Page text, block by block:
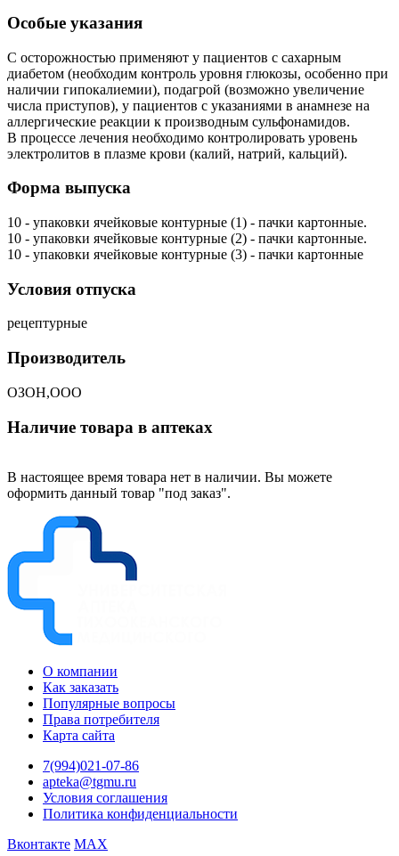
Особые указания
С осторожностью применяют у пациентов с сахарным
диабетом (необходим контроль уровня глюкозы, особенно при
наличии гипокалиемии), подагрой (возможно увеличение
числа приступов), у пациентов с указаниями в анамнезе на
аллергические реакции к производным сульфонамидов.
В процессе лечения необходимо контролировать уровень
электролитов в плазме крови (калий, натрий, кальций).
Форма выпуска
10 - упаковки ячейковые контурные (1) - пачки картонные.
10 - упаковки ячейковые контурные (2) - пачки картонные.
10 - упаковки ячейковые контурные (3) - пачки картонные
Условия отпуска
рецептурные
Производитель
ОЗОН,ООО
Наличие товара в аптеках
В настоящее время товара нет в наличии. Вы можете
оформить данный товар "под заказ".
О компании
Как заказать
Популярные вопросы
Права потребителя
Карта сайта
7(994)021-07-86
apteka@tgmu.ru
Условия соглашения
Политика конфиденциальности
Вконтакте MAX